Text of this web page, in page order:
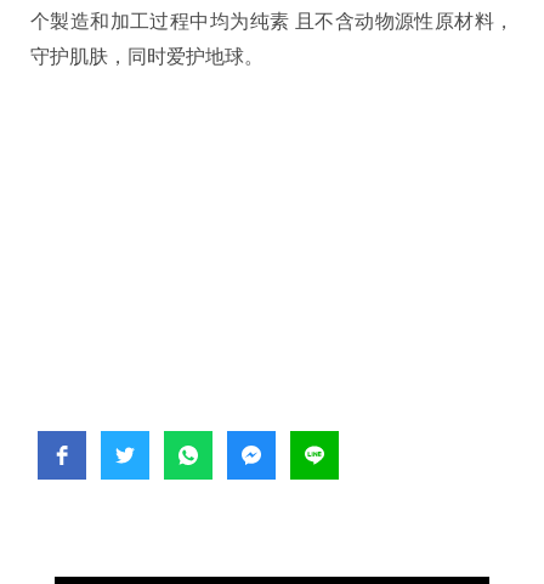
个製造和加工过程中均为纯素 且不含动物源性原材料，
守护肌肤，同时爱护地球。